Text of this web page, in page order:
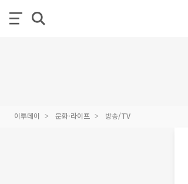
이투데이 문화·라이프 방송/TV